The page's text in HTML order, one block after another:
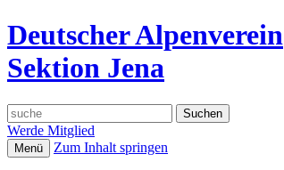
Deutscher Alpenverein
Sektion Jena
Suche
nach:
Werde Mitglied
Menü Zum Inhalt springen